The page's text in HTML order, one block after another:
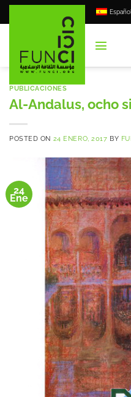
Saltar
al
Español
PUBLICACIONES
Al-Andalus, ocho
POSTED ON 24 ENERO, 2017 BY
24
Ene